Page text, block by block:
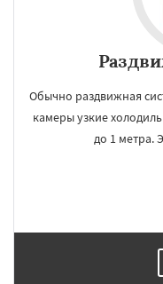
Обычно раздвижная
камеры узкие
до 1 метра.